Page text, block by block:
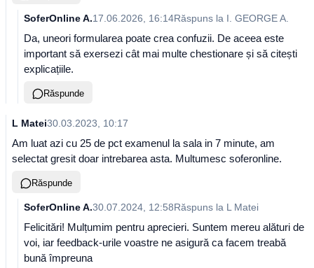
SoferOnline A.17.06.2026, 16:14Răspuns la I. GEORGE A.
Da, uneori formularea poate crea confuzii. De aceea este
important să exersezi cât mai multe chestionare și să citești
explicațiile.
Răspunde
L Matei30.03.2023, 10:17
Am luat azi cu 25 de pct examenul la sala in 7 minute, am
selectat gresit doar intrebarea asta. Multumesc soferonline.
Răspunde
SoferOnline A.30.07.2024, 12:58Răspuns la L Matei
Felicitări! Mulțumim pentru aprecieri. Suntem mereu alături de
voi, iar feedback-urile voastre ne asigură ca facem treabă
bună împreuna